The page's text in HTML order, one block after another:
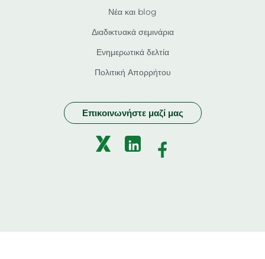
Νέα και blog
Διαδικτυακά σεμινάρια
Ενημερωτικά δελτία
Πολιτική Απορρήτου
Επικοινωνήστε μαζί μας